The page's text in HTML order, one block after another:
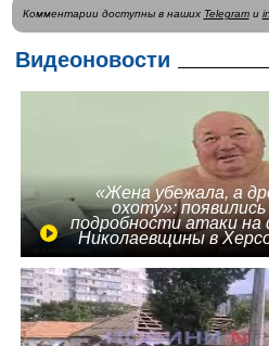
Комментарии доступны в наших Telegramи
Видеоновости
«Жена убежала, а
охоту»:
подробности атаки на
Николаевщины в